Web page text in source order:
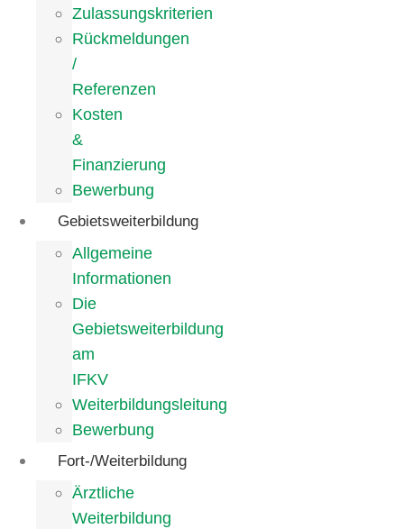
Zulassungskriterien
Rückmeldungen
/
Referenzen
Kosten
&
Finanzierung
Bewerbung
Gebietsweiterbildung
Allgemeine
Informationen
Die
Gebietsweiterbildung
am
IFKV
Weiterbildungsleitung
Bewerbung
Fort-/Weiterbildung
Ärztliche
Weiterbildung